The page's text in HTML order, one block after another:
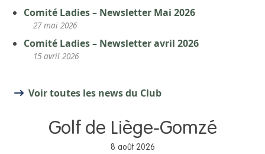
Comité Ladies – Newsletter Mai 2026
27 mai 2026
Comité Ladies – Newsletter avril 2026
15 avril 2026
Voir toutes les news du Club
Golf de Liège-Gomzé
8 août 2026